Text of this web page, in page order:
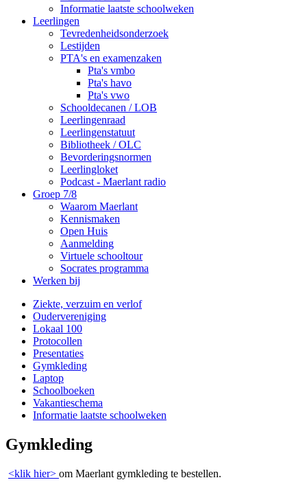
Informatie laatste schoolweken
Leerlingen
Tevredenheidsonderzoek
Lestijden
PTA's en examenzaken
Pta's vmbo
Pta's havo
Pta's vwo
Schooldecanen / LOB
Leerlingenraad
Leerlingenstatuut
Bibliotheek / OLC
Bevorderingsnormen
Leerlingloket
Podcast - Maerlant radio
Groep 7/8
Waarom Maerlant
Kennismaken
Open Huis
Aanmelding
Virtuele schooltour
Socrates programma
Werken bij
Ziekte, verzuim en verlof
Oudervereniging
Lokaal 100
Protocollen
Presentaties
Gymkleding
Laptop
Schoolboeken
Vakantieschema
Informatie laatste schoolweken
Gymkleding
<klik hier> om Maerlant gymkleding te bestellen.